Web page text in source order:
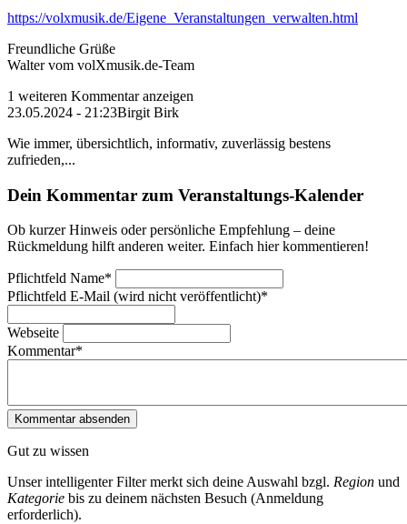
https://volxmusik.de/Eigene_Veranstaltungen_verwalten.html
Freundliche Grüße
Walter vom volXmusik.de-Team
1 weiteren Kommentar anzeigen
23.05.2024 - 21:23Birgit Birk
Wie immer, übersichtlich, informativ, zuverlässig bestens
zufrieden,...
Dein Kommentar zum Veranstaltungs-Kalender
Ob kurzer Hinweis oder persönliche Empfehlung – deine
Rückmeldung hilft anderen weiter. Einfach hier kommentieren!
Pflichtfeld Name*
Pflichtfeld E-Mail (wird nicht veröffentlicht)*
Webseite
Kommentar*
Gut zu wissen
Unser intelligenter Filter merkt sich deine Auswahl bzgl. Region und
Kategorie bis zu deinem nächsten Besuch (Anmeldung
erforderlich).